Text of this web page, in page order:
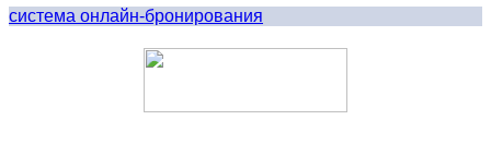
система онлайн-бронирования